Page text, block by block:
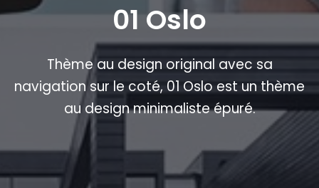
01 Oslo
Thème au design original avec sa
navigation sur le coté, 01 Oslo est un thème
au design minimaliste épuré.